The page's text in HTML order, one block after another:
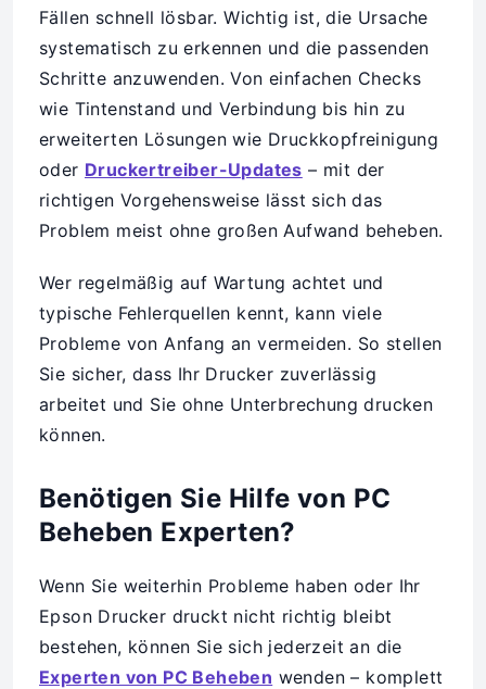
Fällen schnell lösbar. Wichtig ist, die Ursache
systematisch zu erkennen und die passenden
Schritte anzuwenden. Von einfachen Checks
wie Tintenstand und Verbindung bis hin zu
erweiterten Lösungen wie Druckkopfreinigung
oder Druckertreiber-Updates – mit der
richtigen Vorgehensweise lässt sich das
Problem meist ohne großen Aufwand beheben.
Wer regelmäßig auf Wartung achtet und
typische Fehlerquellen kennt, kann viele
Probleme von Anfang an vermeiden. So stellen
Sie sicher, dass Ihr Drucker zuverlässig
arbeitet und Sie ohne Unterbrechung drucken
können.
Benötigen Sie Hilfe von PC
Beheben Experten?
Wenn Sie weiterhin Probleme haben oder Ihr
Epson Drucker druckt nicht richtig bleibt
bestehen, können Sie sich jederzeit an die
Experten von PC Beheben wenden – komplett